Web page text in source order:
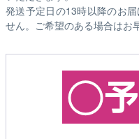
発送予定日の13時以降のお
せん。ご希望のある場合はお